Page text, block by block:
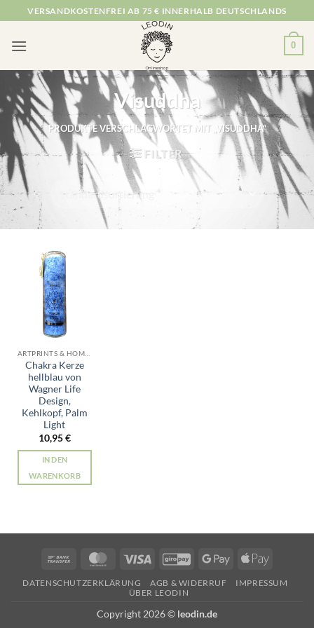
Inhalt
springen
VERSANDKOSTENFREI AB 75 € INNERHALB DEUTSCHLANDS
0
Visuddha
PRODUKTE VERSCHLAGWORTET MIT „VISUDDHA“
FILTER
ARTPRINTS & HOME ALLE PRODUKTE
Chakra Kerze
hellblau von
Wagner Life
Design,
Kehlkopf, Palm
Light
10,95€
IN DEN
WARENKORB
Bank
MasterCardVisa GiroPay Google
Apple
DATENSCHUTZERKLÄRUNG AGB & WIDERRUF
IMPRESSUM
ÜBER LEODIN
Copyright 2026 © leodin.de